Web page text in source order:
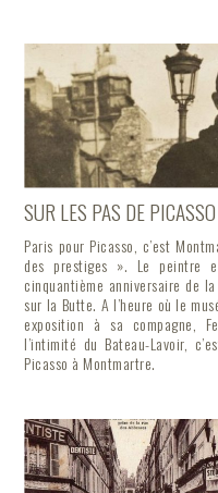
SUR LES PAS DE
Paris pour Picasso, c’est
des prestiges ». Le peintre
cinquantième anniversaire de
sur la Butte. A l’heure où le
exposition à sa compagne,
l’intimité du Bateau-Lavoir,
Picasso à Montmartre.